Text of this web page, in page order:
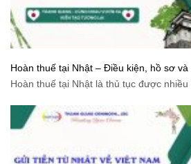
Hoàn thuế tại Nhật – Điều kiện, hồ sơ và
động
Hoàn thuế tại Nhật là thủ tục được